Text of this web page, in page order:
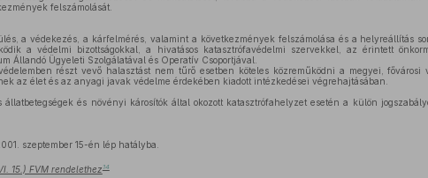
felszámolását.
a védekezés, a kárfelmérés, valamint a következmények felszámolása és a helyreállítás
a védelmi bizottságokkal, a hivatásos katasztrófavédelmi szervekkel, az érintett
Állandó Ügyeleti Szolgálatával és Operatív Csoportjával.
részt vevő halasztást nem tűrő esetben köteles közreműködni a megyei, fővárosi
az élet és az anyagi javak védelme érdekében kiadott intézkedései végrehajtásában.
állatbetegségek és növényi károsítók által okozott katasztrófahelyzet esetén a külön
szeptember 15-én lép hatályba.
15.) FVM rendelethez 14